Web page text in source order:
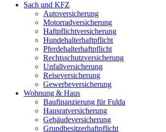
Sach und KFZ
Autoversicherung
Motorradversicherung
Haftpflichtversicherung
Hundehalterhaftpflicht
Pferdehalterhaftpflicht
Rechtsschutzversicherung
Unfallversicherung
Reiseversicherung
Gewerbeversicherung
Wohnung & Haus
Baufinanzierung für Fulda
Hausratversicherung
Gebäudeversicherung
Grundbesitzerhaftpflicht